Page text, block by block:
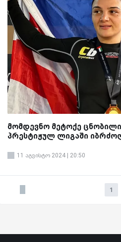
მომდევნო მეტოქე
პრესტიჟულ ლიგაში
11 აგვისტო 2024 | 20:50
1